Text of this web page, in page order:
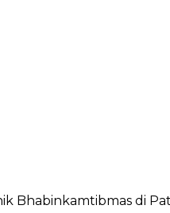
Bhabinkamtibmas di